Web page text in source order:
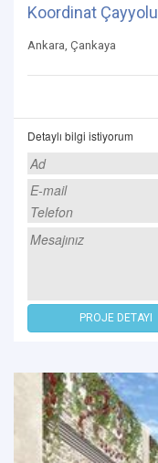
Koordinat Çayyolu
Ankara, Çankaya
Detaylı bilgi istiyorum
PROJE DETAYI